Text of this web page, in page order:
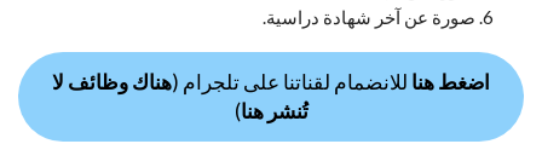
صورة عن آخر شهادة دراسية.
اضغط هنا للانضمام لقناتنا على تلجرام (هناك وظائف لا
تُنشر هنا)